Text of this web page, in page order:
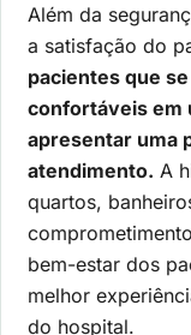
Além da
a satisfação do
pacientes que
confortáveis em
apresentar uma
atendimento. A
quartos,
bem-estar dos
melhor
do hospital.